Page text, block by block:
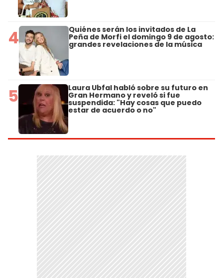
4 Quiénes serán los invitados de La
Peña de Morfi el domingo 9 de agosto:
grandes revelaciones de la música
5 Laura Ubfal habló sobre su futuro en
Gran Hermano y reveló si fue
suspendida: "Hay cosas que puedo
estar de acuerdo o no"